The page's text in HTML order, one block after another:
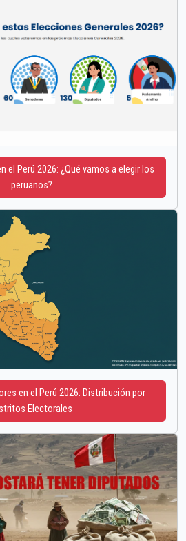
el Perú 2026: ¿Qué vamos a elegir los
peruanos?
en el Perú 2026: Distribución por
Electorales